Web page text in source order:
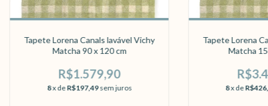
Tapete Lorena Canals lavável Vichy
Matcha 90 x 120 cm
R$1.579,90
8x deR$197,49sem juros
Tapete Lorena
Matcha
8x de